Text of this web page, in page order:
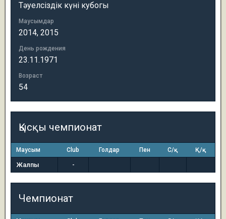
Тәуелсіздік күні кубогы
Маусымдар
2014, 2015
День рождения
23.11.1971
Возраст
54
Қысқы чемпионат
Маусым Club Голдар Пен С/қ Қ/қ
Жалпы -
Чемпионат